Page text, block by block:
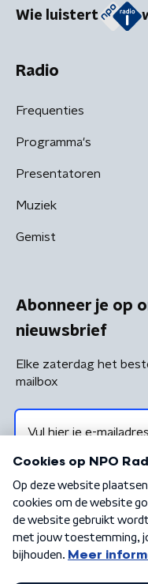
Wie luistert
Radio
Frequenties
Programma's
Presentatoren
Muziek
Gemist
Abonneer je op
nieuwsbrief
Elke zaterdag het
mailbox
Algemene voorwaarden